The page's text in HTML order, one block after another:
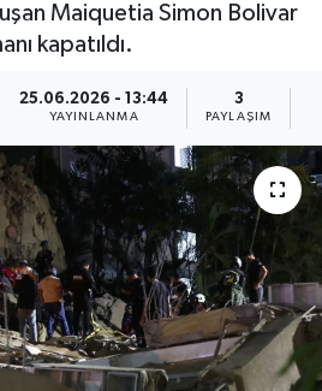
Maiquetia Simon Bolivar
kapatıldı.
25.06.2026 - 13:44
YAYINLANMA
3
PAYLAŞIM